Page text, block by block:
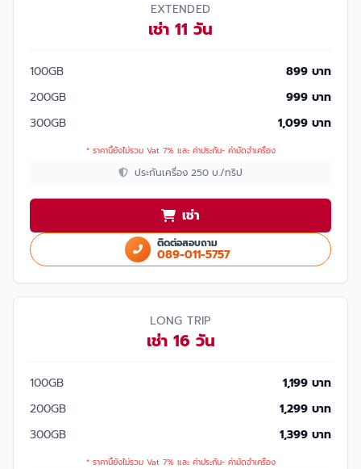
EXTENDED
เช่า 11 วัน
100GB
899 บาท
200GB
999 บาท
300GB
1,099 บาท
* ราคานี้ยังไม่รวม Vat 7% และ ค่าประกัน- ค่ามัดจำเครื่อง
ประกันเครื่อง 250 บ./ทริป
เช่า
ติดต่อสอบถาม
089-011-5757
LONG TRIP
เช่า 16 วัน
100GB
1,199 บาท
200GB
1,299 บาท
300GB
1,399 บาท
* ราคานี้ยังไม่รวม Vat 7% และ ค่าประกัน- ค่ามัดจำเครื่อง